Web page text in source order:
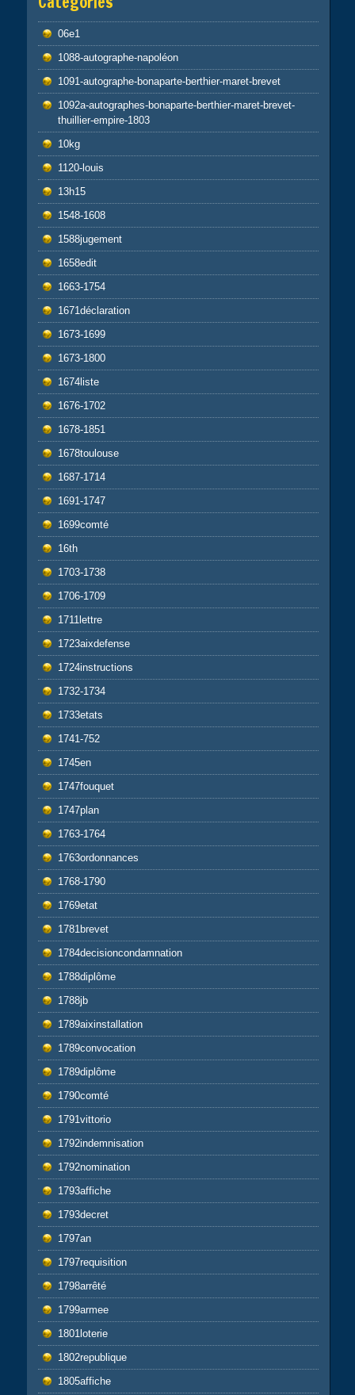
06e1
1088-autographe-napoléon
1091-autographe-bonaparte-berthier-maret-brevet
1092a-autographes-bonaparte-berthier-maret-brevet-
thuillier-empire-1803
10kg
1120-louis
13h15
1548-1608
1588jugement
1658edit
1663-1754
1671déclaration
1673-1699
1673-1800
1674liste
1676-1702
1678-1851
1678toulouse
1687-1714
1691-1747
1699comté
16th
1703-1738
1706-1709
1711lettre
1723aixdefense
1724instructions
1732-1734
1733etats
1741-752
1745en
1747fouquet
1747plan
1763-1764
1763ordonnances
1768-1790
1769etat
1781brevet
1784decisioncondamnation
1788diplôme
1788jb
1789aixinstallation
1789convocation
1789diplôme
1790comté
1791vittorio
1792indemnisation
1792nomination
1793affiche
1793decret
1797an
1797requisition
1798arrêté
1799armee
1801loterie
1802republique
1805affiche